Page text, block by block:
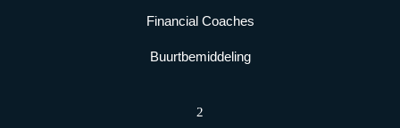
Financial Coaches
Buurtbemiddeling
2